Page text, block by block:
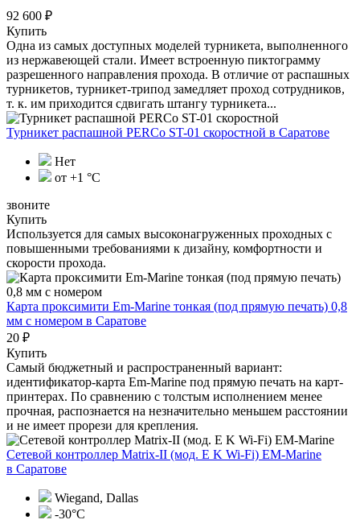
92 600 ₽
Купить
Одна из самых доступных моделей турникета, выполненного
из нержавеющей стали. Имеет встроенную пиктограмму
разрешенного направления прохода. В отличие от распашных
турникетов, турникет-трипод замедляет проход сотрудников,
т. к. им приходится сдвигать штангу турникета...
Турникет распашной PERCo ST-01 скоростной в Саратове
Нет
от +1 °C
звоните
Купить
Используется для самых высоконагруженных проходных с
повышенными требованиями к дизайну, комфортности и
скорости прохода.
Карта проксимити Em-Marine тонкая (под прямую печать) 0,8
мм с номером в Саратове
20 ₽
Купить
Самый бюджетный и распространенный вариант:
идентификатор-карта Em-Marine под прямую печать на карт-
принтерах. По сравнению с толстым исполнением менее
прочная, распознается на незначительно меньшем расстоянии
и не имеет прорези для крепления.
Сетевой контроллер Matrix-II (мод. E K Wi-Fi) EM-Marine
в Саратове
Wiegand, Dallas
-30°С